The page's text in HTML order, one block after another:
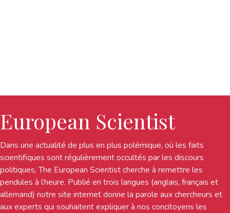
European Scientist
Dans une actualité de plus en plus polémique, où les faits
scientifiques sont régulièrement occultés par les discours
politiques, The European Scientist cherche à remettre les
pendules à l’heure. Publié en trois langues (anglais, français et
allemand) notre site internet donne la parole aux chercheurs et
aux experts qui souhaitent expliquer à nos concitoyens les